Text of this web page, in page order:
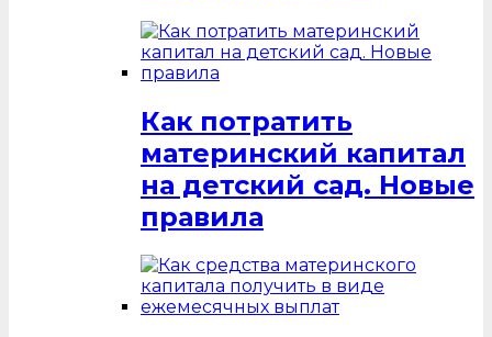
Как потратить
материнский капитал
на детский сад. Новые
правила